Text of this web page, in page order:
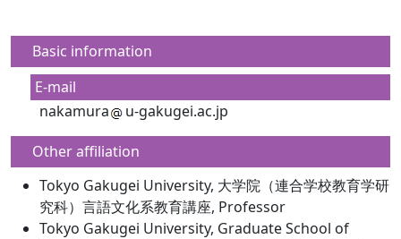
Basic information
E-mail
nakamura
u-gakugei.ac.jp
Other affiliation
Tokyo Gakugei University, 大学院（連合学校教育学研
究科）言語文化系教育講座, Professor
Tokyo Gakugei University, Graduate School of